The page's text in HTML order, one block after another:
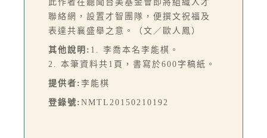
此作者在聽聞台美基金會即將組織人才
聯絡網，設置才智團隊，便撰文祝福及
表達共襄盛舉之意。（文／歐人鳳）
其他說明: 1. 李喬本名李能棋。
2. 本筆資料共1頁，書寫於600字稿紙。
提供者: 李能棋
登錄號: NMTL20150210192